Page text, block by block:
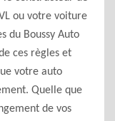
ou votre voiture
du Boussy Auto
ces règles et
votre auto
Quelle que
de vos